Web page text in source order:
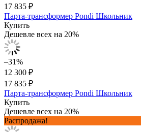
17 835 ₽
Парта-трансформер Pondi Школьник
Купить
Дешевле всех на 20%
–31%
12 300 ₽
17 835 ₽
Парта-трансформер Pondi Школьник
Купить
Дешевле всех на 20%
Распродажа!